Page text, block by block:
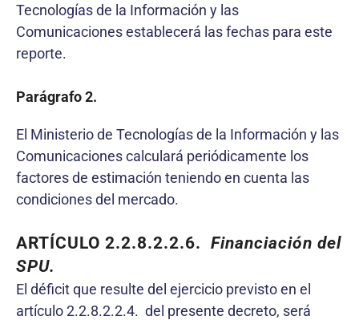
Tecnologías de la Información y las
Comunicaciones establecerá las fechas para este
reporte.
Parágrafo 2.
El Ministerio de Tecnologías de la Información y las
Comunicaciones calculará periódicamente los
factores de estimación teniendo en cuenta las
condiciones del mercado.
ARTÍCULO 2.2.8.2.2.6. Financiación del
SPU.
El déficit que resulte del ejercicio previsto en el
artículo 2.2.8.2.2.4. del presente decreto, será